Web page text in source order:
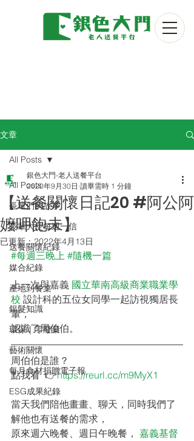
文章
All Posts
長輩們的故事
長輩大使每週一信
送餐關懷紀錄
媒合紀錄
產地到餐桌
銀髮知識
環保｜零廢棄
藝術關懷
每月食材捐贈電子報
ESG成果紀錄
All Posts
【送餐關懷日記20 #阿公阿
嬤呷飽未】
銀色大門-老人送餐平台
2020年9月30日 讀畢需時 1 分鐘
已更新：2022年4月13日
#每週三晚上 #隨機一篇
上一次與嘉義 國立華南高級商業職業學
校 設計科的五位女同學一起訪視獨居長
輩，
認識了周伯伯。
周伯伯是誰？
點我看  👉https://reurl.cc/m9MyX1
當天我們陪他畫畫、聊天，同時我們了
解他也有送餐的需求，
原來週六晚餐、週日午晚餐， 嘉義基督